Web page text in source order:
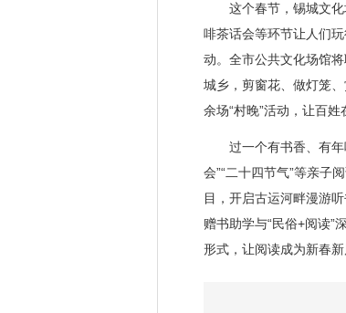
这个春节，锡城文化场
啡茶话会等环节让人们
动。全市公共文化场馆
城乡，剪窗花、做灯笼
余场“村晚”活动，让百姓
过一个有书香、有年味
会”“二十四节气”等亲子
目，开启古运河畔漫游
赠书助学与“民俗+阅读”
形式，让阅读成为新春新